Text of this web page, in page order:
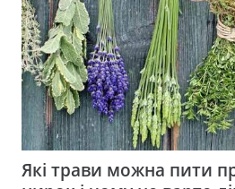
Які трави можна пити